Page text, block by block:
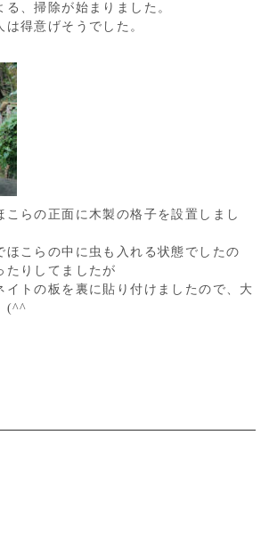
、掃除が始まりました。
得意げそうでした。
こらの正面に木製の格子を設置しまし
ほこらの中に虫も入れる状態でしたの
たりしてましたが
イトの板を裏に貼り付けましたので、大
(^^